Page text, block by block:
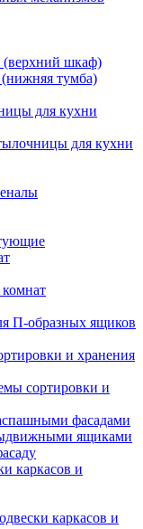
шкаф)
тумба)
для кухни
для кухни
П-образных ящиков
и хранения
сортировки и
фасадами
ящиками
каркасов и
каркасов и